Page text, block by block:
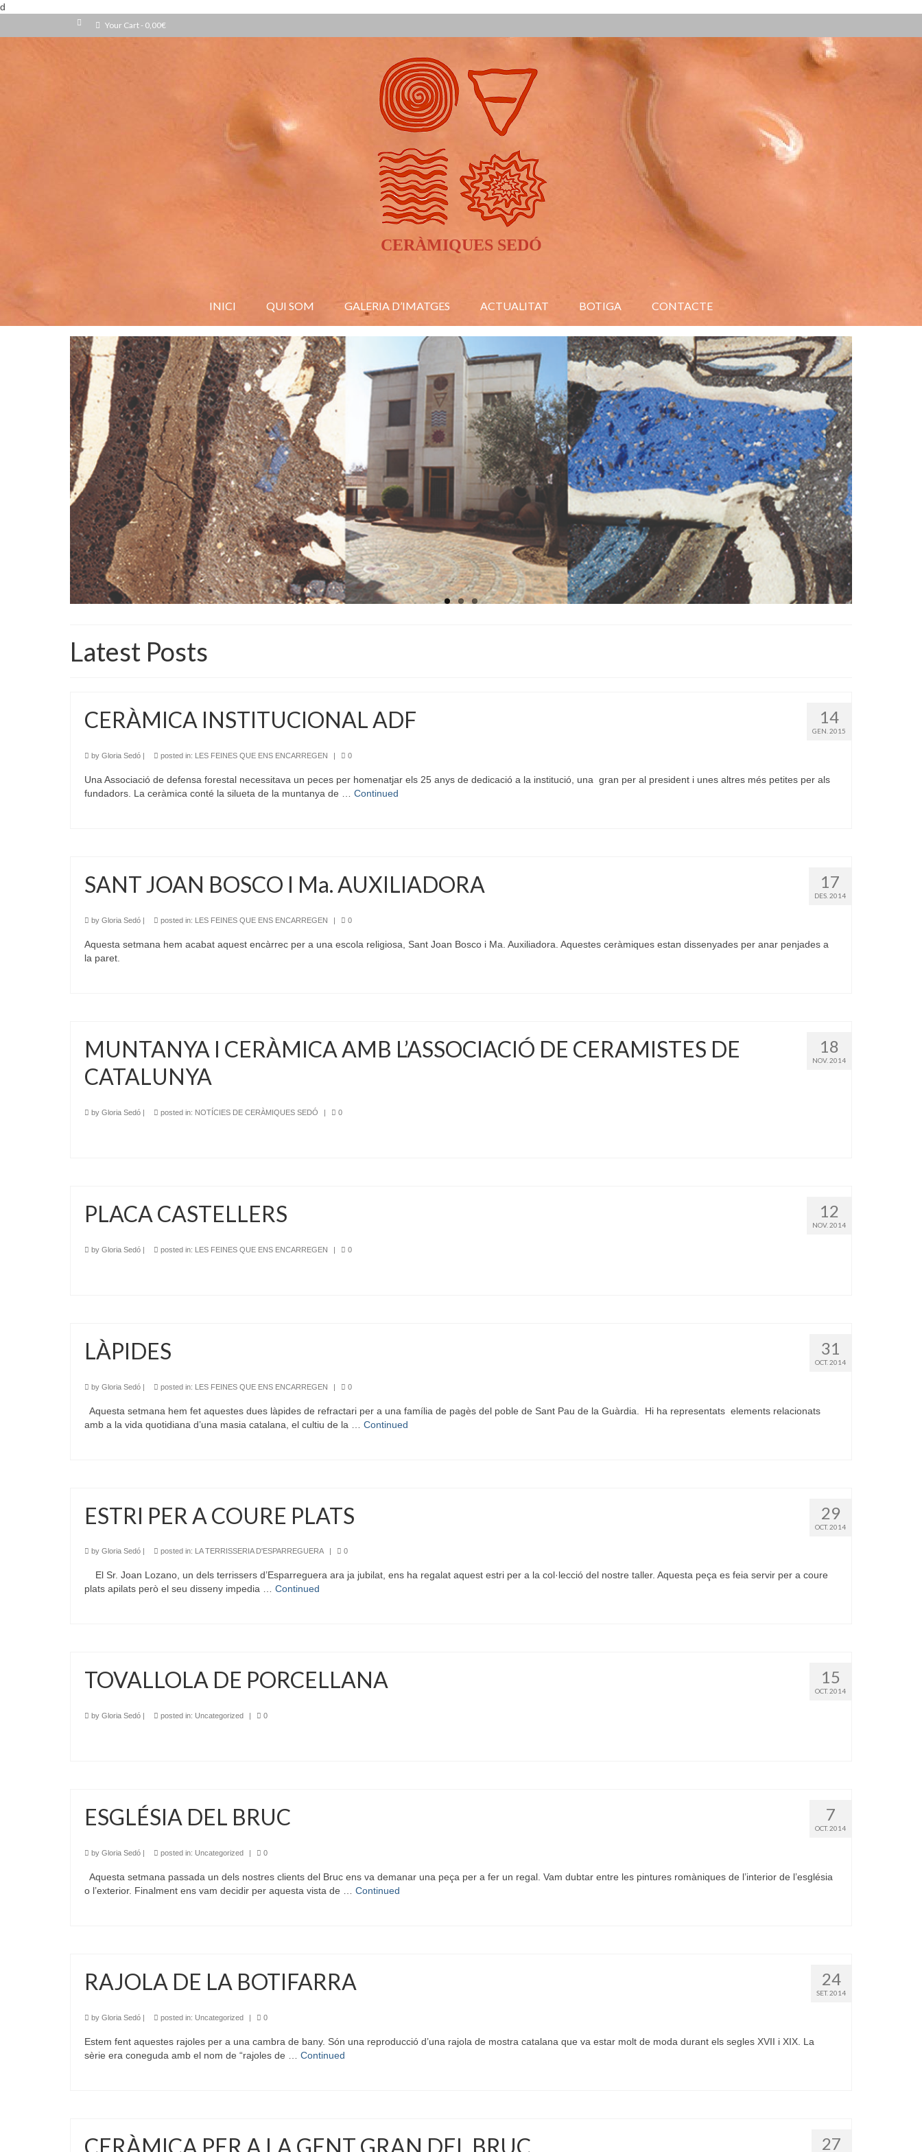
d
Your Cart - 0,00€
CERÀMIQUES SEDÓ
INICI QUI SOM GALERIA D’IMATGES ACTUALITAT BOTIGA CONTACTE
Latest Posts
14
GEN. 2015
CERÀMICA INSTITUCIONAL ADF
by Gloria Sedó | posted in: LES FEINES QUE ENS ENCARREGEN | 0
Una Associació de defensa forestal necessitava un peces per homenatjar els 25 anys de dedicació a la institució, una gran per al president i unes altres més petites per als
fundadors. La ceràmica conté la silueta de la muntanya de … Continued
17
DES. 2014
SANT JOAN BOSCO I Ma. AUXILIADORA
by Gloria Sedó | posted in: LES FEINES QUE ENS ENCARREGEN | 0
Aquesta setmana hem acabat aquest encàrrec per a una escola religiosa, Sant Joan Bosco i Ma. Auxiliadora. Aquestes ceràmiques estan dissenyades per anar penjades a
la paret.
18
NOV. 2014
MUNTANYA I CERÀMICA AMB L’ASSOCIACIÓ DE CERAMISTES DE
CATALUNYA
by Gloria Sedó | posted in: NOTÍCIES DE CERÀMIQUES SEDÓ | 0
12
NOV. 2014
PLACA CASTELLERS
by Gloria Sedó | posted in: LES FEINES QUE ENS ENCARREGEN | 0
31
OCT. 2014
LÀPIDES
by Gloria Sedó | posted in: LES FEINES QUE ENS ENCARREGEN | 0
Aquesta setmana hem fet aquestes dues làpides de refractari per a una família de pagès del poble de Sant Pau de la Guàrdia. Hi ha representats elements relacionats
amb a la vida quotidiana d’una masia catalana, el cultiu de la … Continued
29
OCT. 2014
ESTRI PER A COURE PLATS
by Gloria Sedó posted in: LA TERRISSERIA D'ESPARREGUERA 0
El Sr. Joan Lozano, un dels terrissers d’Esparreguera ara ja jubilat, ens ha regalat aquest estri per a la col·lecció del nostre taller. Aquesta peça es feia servir per a coure
plats apilats però el seu disseny impedia … Continued
15
OCT. 2014
TOVALLOLA DE PORCELLANA
by Gloria Sedó posted in: Uncategorized 0
7
OCT. 2014
ESGLÉSIA DEL BRUC
by Gloria Sedó posted in: Uncategorized 0
Aquesta setmana passada un dels nostres clients del Bruc ens va demanar una peça per a fer un regal. Vam dubtar entre les pintures romàniques de l’interior de l’església
o l’exterior. Finalment ens vam decidir per aquesta vista de … Continued
24
SET. 2014
RAJOLA DE LA BOTIFARRA
by Gloria Sedó posted in: Uncategorized 0
Estem fent aquestes rajoles per a una cambra de bany. Són una reproducció d’una rajola de mostra catalana que va estar molt de moda durant els segles XVII i XIX. La
sèrie era coneguda amb el nom de “rajoles de … Continued
27
CERÀMICA PER A LA GENT GRAN DEL BRUC